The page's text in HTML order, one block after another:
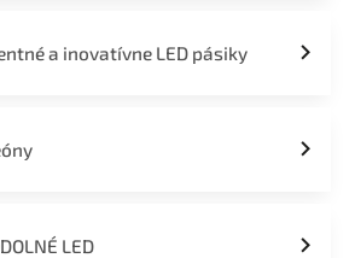
a inovatívne LED pásiky
LED